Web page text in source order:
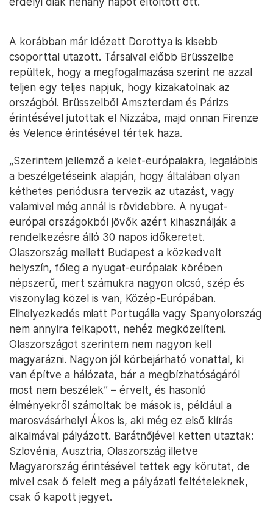
A korábban már idézett Dorottya is kisebb
csoporttal utazott. Társaival előbb Brüsszelbe
repültek, hogy a megfogalmazása szerint ne azzal
teljen egy teljes napjuk, hogy kizakatolnak az
országból. Brüsszelből Amszterdam és Párizs
érintésével jutottak el Nizzába, majd onnan Firenze
és Velence érintésével tértek haza.
„Szerintem jellemző a kelet-európaiakra, legalábbis
a beszélgetéseink alapján, hogy általában olyan
kéthetes periódusra tervezik az utazást, vagy
valamivel még annál is rövidebbre. A nyugat-
európai országokból jövők azért kihasználják a
rendelkezésre álló 30 napos időkeretet.
Olaszország mellett Budapest a közkedvelt
helyszín, főleg a nyugat-európaiak körében
népszerű, mert számukra nagyon olcsó, szép és
viszonylag közel is van, Közép-Európában.
Elhelyezkedés miatt Portugália vagy Spanyolország
nem annyira felkapott, nehéz megközelíteni.
Olaszországot szerintem nem nagyon kell
magyarázni. Nagyon jól körbejárható vonattal, ki
van építve a hálózata, bár a megbízhatóságáról
most nem beszélek” – érvelt, és hasonló
élményekről számoltak be mások is, például a
marosvásárhelyi Ákos is, aki még ez első kiírás
alkalmával pályázott. Barátnőjével ketten utaztak:
Szlovénia, Ausztria, Olaszország illetve
Magyarország érintésével tettek egy körutat, de
mivel csak ő felelt meg a pályázati feltételeknek,
csak ő kapott jegyet.